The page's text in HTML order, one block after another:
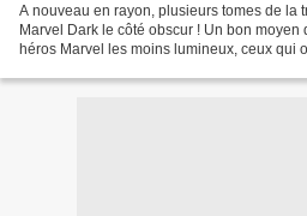
A nouveau en rayon, plusieurs tomes de la
Marvel Dark le côté obscur ! Un bon
héros Marvel les moins lumineux, ceux qui